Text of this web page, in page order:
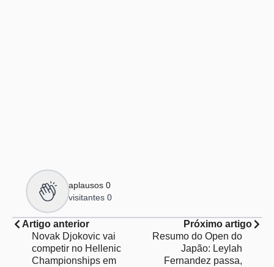
aplausos 0
visitantes 0
Artigo anterior
Novak Djokovic vai
competir no Hellenic
Championships em
Próximo artigo
Resumo do Open do
Japão: Leylah
Fernandez passa,